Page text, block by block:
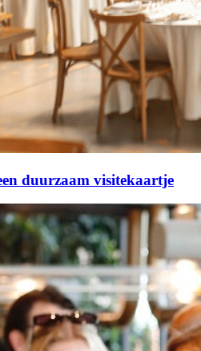
duurzaam visitekaartje